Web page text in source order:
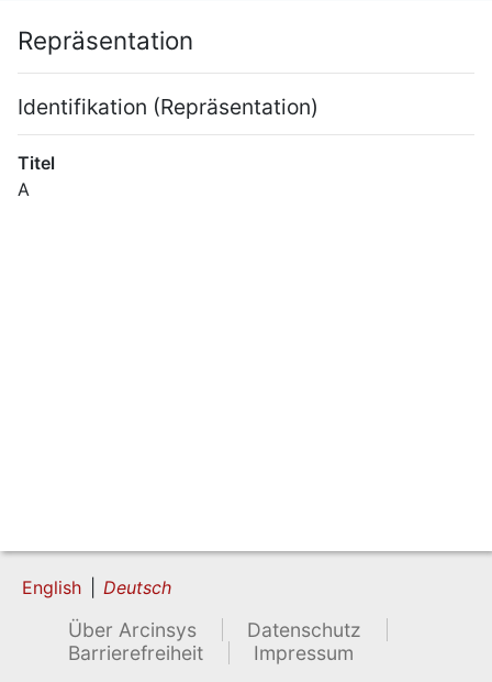
Repräsentation
Identifikation (Repräsentation)
Titel
A
English Deutsch
Über Arcinsys
Datenschutz
Barrierefreiheit
Impressum